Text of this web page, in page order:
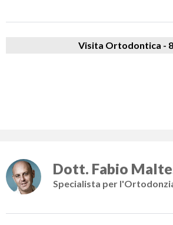
Visita Ortodontica -
Dott. Fabio
Specialista per